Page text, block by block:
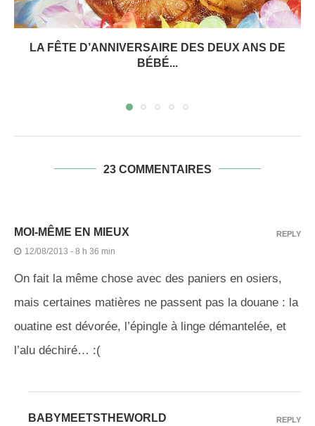
LA FÊTE D’ANNIVERSAIRE DES DEUX ANS DE
BÉBÉ...
23 COMMENTAIRES
MOI-MÊME EN MIEUX
12/08/2013 - 8 h 36 min
On fait la même chose avec des paniers en osiers,
mais certaines matières ne passent pas la douane : la
ouatine est dévorée, l’épingle à linge démantelée, et
l’alu déchiré… :(
REPLY
BABYMEETSTHEWORLD REPLY